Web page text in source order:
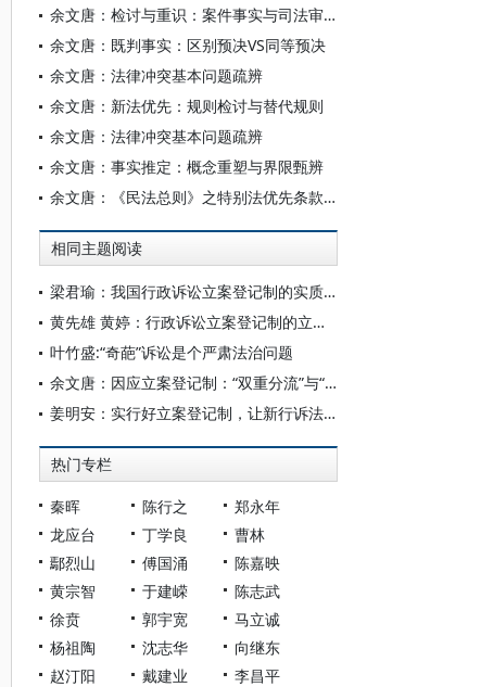
余文唐：检讨与重识：案件事实与司法审查——兼及反思行政案件驳回判决之规定
余文唐：既判事实：区别预决VS同等预决
余文唐：法律冲突基本问题疏辨
余文唐：新法优先：规则检讨与替代规则
余文唐：法律冲突基本问题疏辨
余文唐：事实推定：概念重塑与界限甄辨
余文唐：《民法总则》之特别法优先条款探辨
相同主题阅读
梁君瑜：我国行政诉讼立案登记制的实质意涵与应然面向
黄先雄 黄婷：行政诉讼立案登记制的立法缺陷及应对
叶竹盛:“奇葩”诉讼是个严肃法治问题
余文唐：因应立案登记制：“双重分流”与“审辅分离”
姜明安：实行好立案登记制，让新行诉法“第一亮点”更亮
热门专栏
秦晖 陈行之
郑永年
龙应台
丁学良
曹林
鄢烈山
傅国涌
陈嘉映
黄宗智
于建嵘
陈志武
徐贲
郭宇宽
马立诚
杨祖陶
沈志华
向继东
赵汀阳
戴建业
李昌平